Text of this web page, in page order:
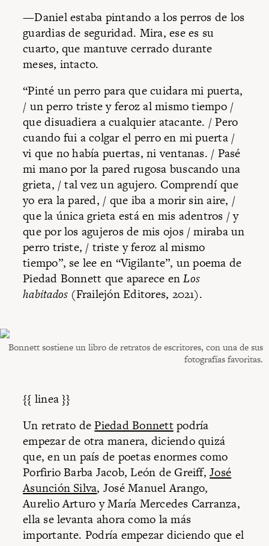
—Daniel estaba pintando a los perros de los
guardias de seguridad. Mira, ese es su
cuarto, que mantuve cerrado durante
meses, intacto.
“Pinté un perro para que cuidara mi puerta,
/ un perro triste y feroz al mismo tiempo /
que disuadiera a cualquier atacante. / Pero
cuando fui a colgar el perro en mi puerta /
vi que no había puertas, ni ventanas. / Pasé
mi mano por la pared rugosa buscando una
grieta, / tal vez un agujero. Comprendí que
yo era la pared, / que iba a morir sin aire, /
que la única grieta está en mis adentros / y
que por los agujeros de mis ojos / miraba un
perro triste, / triste y feroz al mismo
tiempo”, se lee en “Vigilante”, un poema de
Piedad Bonnett que aparece enLos
habitados (Frailejón Editores, 2021).
Bonnett sostiene un libro de retratos de escritores, con una de sus
fotografías favoritas.
{{ linea }}
Un retrato dePiedad Bonnettpodría
empezar de otra manera, diciendo quizá
que, en un país de poetas enormes como
Porfirio Barba Jacob, León de Greiff,José
Asunción Silva, José Manuel Arango,
Aurelio Arturo y María Mercedes Carranza,
ella se levanta ahora como la más
importante. Podría empezar diciendo que el